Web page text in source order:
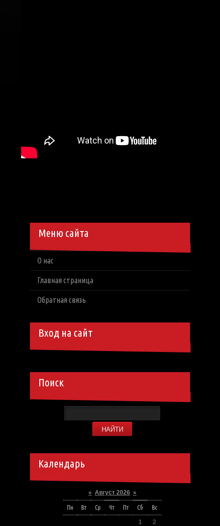
Меню сайта
О нас
Главная страница
Обратная связь
Вход на сайт
Поиск
Календарь
« Август 2026 »
Пн Вт Ср Чт Пт Сб Вс
1 2